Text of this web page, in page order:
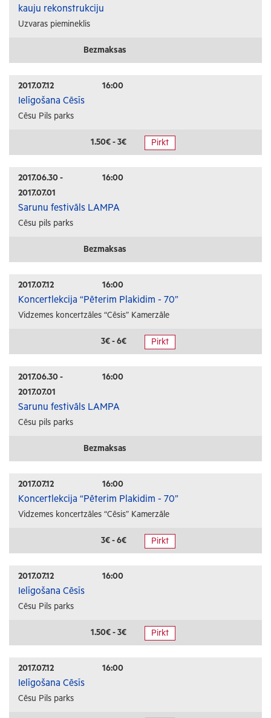
Florbols
Slēpošana
Izglītība
Konferences
Kursi un semināri
Radošās darbnīcas
Lekcijas
Interešu pasākumi
Ģimenēm ar bērniem
kauju rekonstrukciju
Uzvaras piemineklis
Bezmaksas
2017.07.12 16:00
Ielīgošana Cēsīs
Cēsu Pils parks
1.50€ - 3€ Pirkt
2017.06.30 -
2017.07.01
16:00
Sarunu festivāls LAMPA
Cēsu pils parks
Bezmaksas
2017.07.12 16:00
Koncertlekcija “Pēterim Plakidim - 70”
Vidzemes koncertzāles “Cēsis” Kamerzāle
3€ - 6€ Pirkt
2017.06.30 -
2017.07.01
16:00
Sarunu festivāls LAMPA
Cēsu pils parks
Bezmaksas
2017.07.12 16:00
Koncertlekcija “Pēterim Plakidim - 70”
Vidzemes koncertzāles “Cēsis” Kamerzāle
3€ - 6€ Pirkt
2017.07.12 16:00
Ielīgošana Cēsīs
Cēsu Pils parks
1.50€ - 3€ Pirkt
2017.07.12 16:00
Ielīgošana Cēsīs
Cēsu Pils parks